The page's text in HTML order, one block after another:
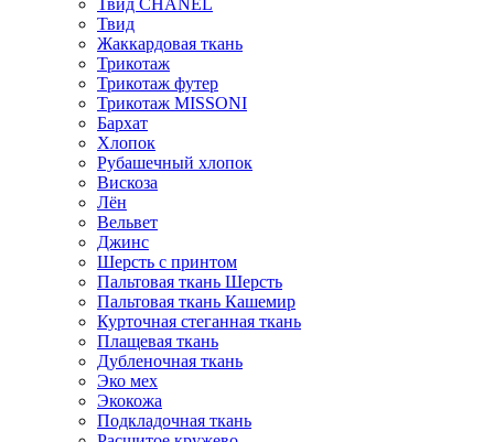
Твид CHANEL
Твид
Жаккардовая ткань
Трикотаж
Трикотаж футер
Трикотаж MISSONI
Бархат
Хлопок
Рубашечный хлопок
Вискоза
Лён
Вельвет
Джинс
Шерсть с принтом
Пальтовая ткань Шерсть
Пальтовая ткань Кашемир
Курточная стеганная ткань
Плащевая ткань
Дубленочная ткань
Эко мех
Экокожа
Подкладочная ткань